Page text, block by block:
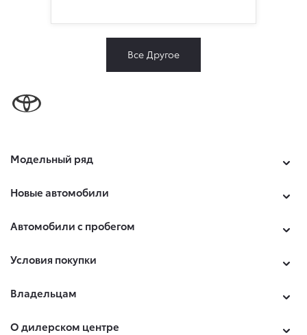
Все Другое
Модельный ряд
Новые автомобили
Автомобили с пробегом
Условия покупки
Владельцам
О дилерском центре